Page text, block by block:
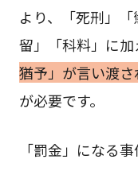
より、「死刑」
留」「科料」に加
猶予」が言い渡
が必要です。
「罰金」になる